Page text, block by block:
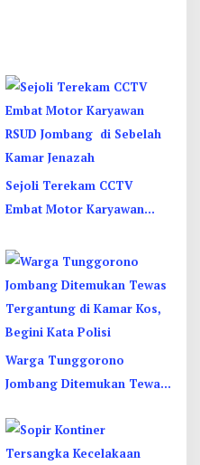
Sejoli Terekam CCTV
Embat Motor Karyawan
Kamar Jenazah
Warga Tunggorono
Jombang Ditemukan Tewas
Begini Kata Polisi